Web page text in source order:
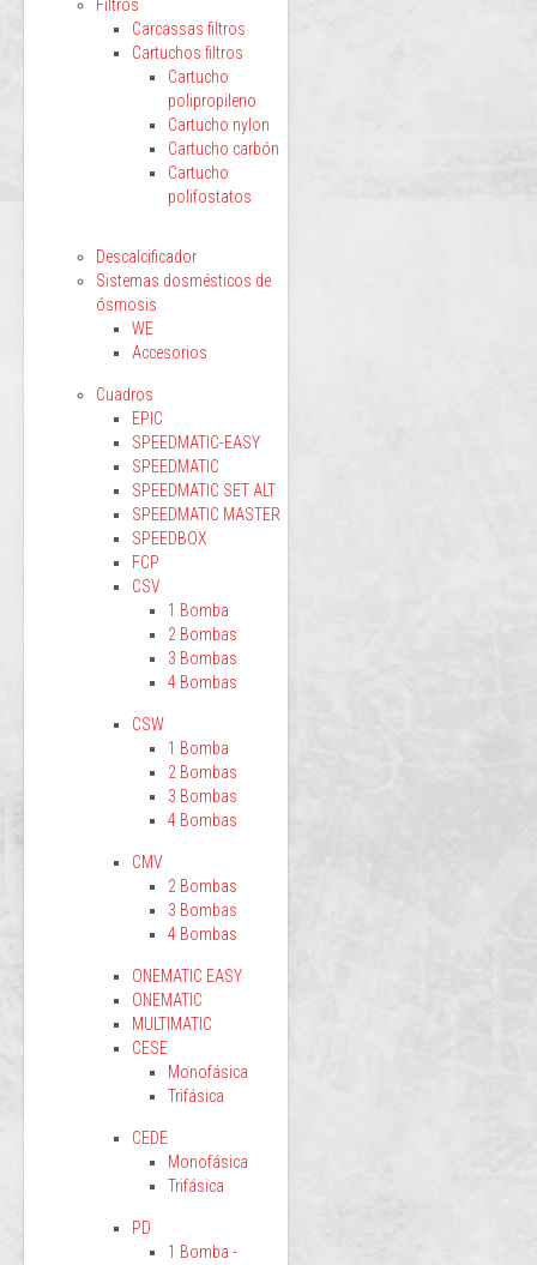
Filtros
Carcassas filtros
Cartuchos filtros
Cartucho
polipropileno
Cartucho nylon
Cartucho carbón
Cartucho
polifostatos
Descalcificador
Sistemas dosmésticos de
ósmosis
WE
Accesorios
Cuadros
EPIC
SPEEDMATIC-EASY
SPEEDMATIC
SPEEDMATIC SET ALT
SPEEDMATIC MASTER
SPEEDBOX
FCP
CSV
1 Bomba
2 Bombas
3 Bombas
4 Bombas
CSW
1 Bomba
2 Bombas
3 Bombas
4 Bombas
CMV
2 Bombas
3 Bombas
4 Bombas
ONEMATIC EASY
ONEMATIC
MULTIMATIC
CESE
Monofásica
Trifásica
CEDE
Monofásica
Trifásica
PD
1 Bomba -